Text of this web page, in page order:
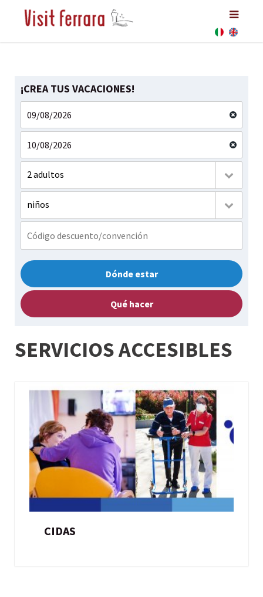
¡CREA TUS VACACIONES!
2 adultos
niños
Dónde estar
Qué hacer
SERVICIOS ACCESIBLES
CIDAS